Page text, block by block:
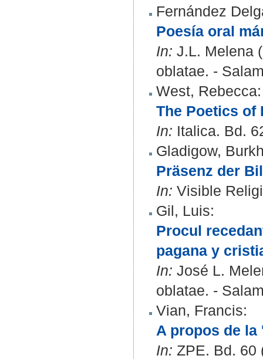
Fernández
Poesía oral
In: J.L. Melena
oblatae. -
West, Rebecca:
The Poetics of
In: Italica. Bd.
Gladigow,
Präsenz der
In: Visible
Gil, Luis:
Procul
pagana y
In: José L.
oblatae. -
Vian, Francis:
A propos de
In: ZPE. Bd. 60